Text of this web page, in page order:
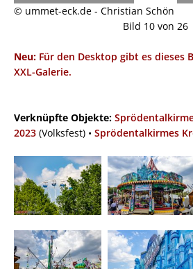
© ummet-eck.de - Christian Schön
Bild 10 von 26
Neu: Für den Desktop gibt es dieses
XXL-Galerie.
Verknüpfte Objekte:
2023 (Volksfest) • Sprödentalkirmes